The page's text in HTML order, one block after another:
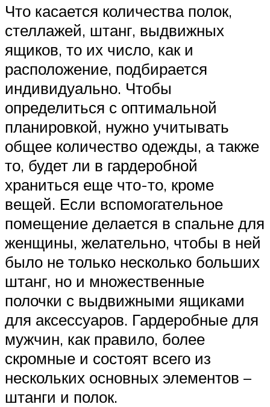
Что касается количества полок,
стеллажей, штанг, выдвижных
ящиков, то их число, как и
расположение, подбирается
индивидуально. Чтобы
определиться с оптимальной
планировкой, нужно учитывать
общее количество одежды, а также
то, будет ли в гардеробной
храниться еще что-то, кроме
вещей. Если вспомогательное
помещение делается в спальне для
женщины, желательно, чтобы в ней
было не только несколько больших
штанг, но и множественные
полочки с выдвижными ящиками
для аксессуаров. Гардеробные для
мужчин, как правило, более
скромные и состоят всего из
нескольких основных элементов –
штанги и полок.